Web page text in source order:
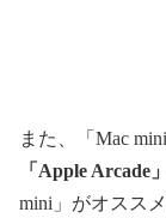
また、「Mac
「Apple Arcade
mini」がオスス